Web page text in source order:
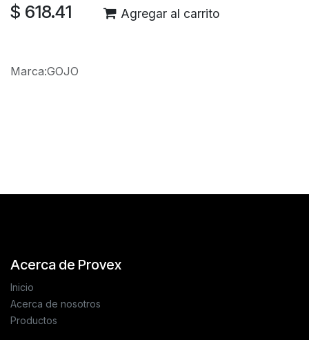
$ 618.41 Agregar al carrito
Marca:GOJO
Acerca de Provex
Inicio
Acerca de nosotros
Productos